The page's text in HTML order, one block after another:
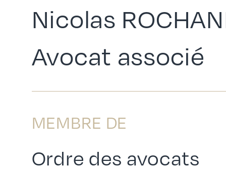
Nicolas
Avocat associé
MEMBRE DE
Ordre des avocats